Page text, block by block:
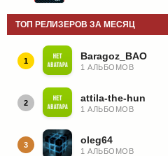
ТОП РЕЛИЗЕРОВ ЗА МЕСЯЦ
1 Baragoz_BAO
1 АЛЬБОМОВ
2 attila-the-hun
1 АЛЬБОМОВ
3 oleg64
1 АЛЬБОМОВ